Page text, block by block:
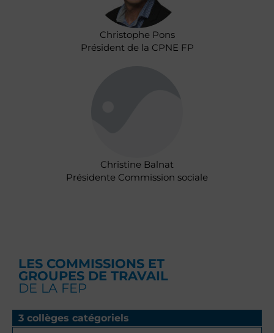
Christophe Pons
Président de la CPNE FP
Christine Balnat
Présidente Commission sociale
LES COMMISSIONS ET
GROUPES DE TRAVAIL
DE LA FEP
3 collèges catégoriels